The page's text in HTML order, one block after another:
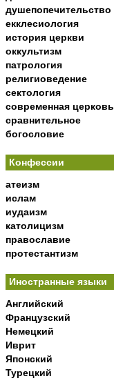
душепопечительство
екклесиология
история церкви
оккультизм
патрология
религиоведение
сектология
современная церковь
сравнительное
богословие
Конфессии
атеизм
ислам
иудаизм
католицизм
православие
протестантизм
Иностранные языки
Английский
Французский
Немецкий
Иврит
Японский
Турецкий